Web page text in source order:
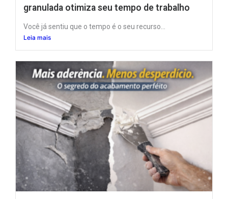
granulada otimiza seu tempo de trabalho
Você já sentiu que o tempo é o seu recurso...
Leia mais